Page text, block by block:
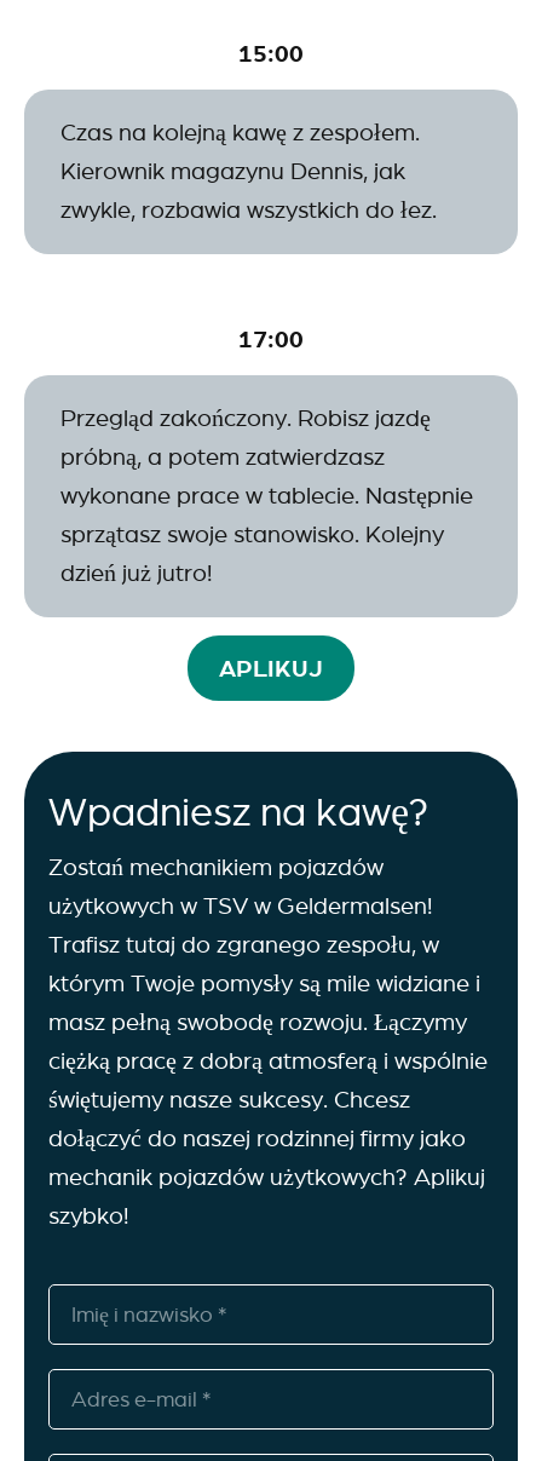
15:00
Czas na kolejną kawę z zespołem.
Kierownik magazynu Dennis, jak
zwykle, rozbawia wszystkich do łez.
17:00
Przegląd zakończony. Robisz jazdę
próbną, a potem zatwierdzasz
wykonane prace w tablecie. Następnie
sprzątasz swoje stanowisko. Kolejny
dzień już jutro!
APLIKUJ
Wpadniesz na kawę?
Zostań mechanikiem pojazdów
użytkowych w TSV w Geldermalsen!
Trafisz tutaj do zgranego zespołu, w
którym Twoje pomysły są mile widziane i
masz pełną swobodę rozwoju. Łączymy
ciężką pracę z dobrą atmosferą i wspólnie
świętujemy nasze sukcesy. Chcesz
dołączyć do naszej rodzinnej firmy jako
mechanik pojazdów użytkowych? Aplikuj
szybko!